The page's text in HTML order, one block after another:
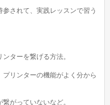
されて、実践レッスンで習う
ターを繋げる方法。
リンターの機能がよく分から
がっていないなど。